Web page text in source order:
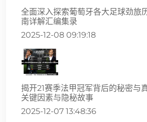
全面深入探索葡萄牙各大足球劲旅
南详解汇编集录
2025-12-08 09:19:18
揭开21赛季法甲冠军背后的秘密与
关键因素与隐秘故事
2025-12-07 13:48:36